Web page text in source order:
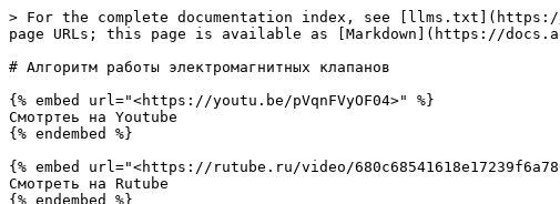
> For the complete documentation index, see
page URLs; this page is available as [Markdown](https://
# Алгоритм работы электромагнитных клапанов
{% embed url="<https://youtu.be/pVqnFVyOF04>" %}
Смотртеь на Youtube
{% endembed %}
{% embed url="<https://rutube.ru/video/
Смотреть на Rutube
{% endembed %}